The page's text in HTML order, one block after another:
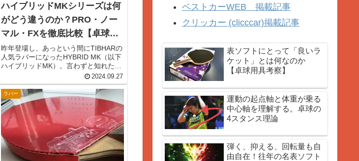
ハイブリッドMKシリーズは何
がどう違うのか？PRO・ノー
マル・FXを徹底比較【卓球ラ
バーレビュー】
昨年登場し、あっという間にTIBHARの
人気ラバーになったHYBRID MK（以下
ハイブリッドMK）。言わずと知れた松
平健太選手の監修ラバーであり、数多
くの裏ソフトユーザーが手に取ってい
ることだろう。 そんなハイブリッド
MKにスポンジ硬度の...
2024.09.27
ラバー
ベストカーWEB 掲載記事
クリッカー (clicccar)掲載記事
表ソフトにとって「良いラ
ケット」とは何なのか
【卓球用具考察】
運動の起点軸と体重が乗る
中心軸を理解する。卓球の
4スタンス理論
弾く、抑える、回転量も自
由自在！往年の名表ソフト